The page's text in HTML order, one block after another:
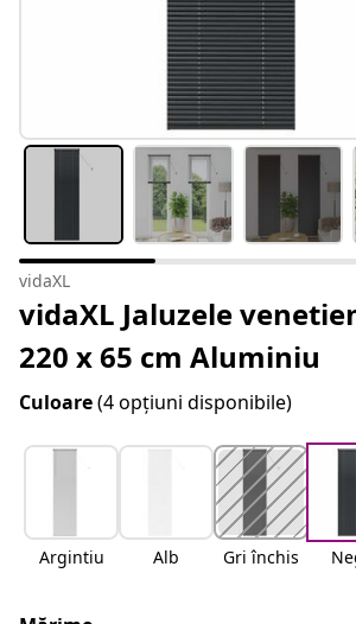
vidaXL
vidaXL Jaluzele
220 x 65 cm Aluminiu
Culoare(4 opțiuni disponibile)
Argintiu Alb Gri închis